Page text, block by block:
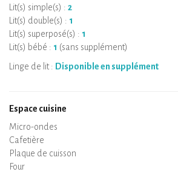
Lit(s) simple(s) : 2
Lit(s) double(s) : 1
Lit(s) superposé(s) : 1
Lit(s) bébé : 1 (sans supplément)
Linge de lit : Disponible en supplément
Espace cuisine
Micro-ondes
Cafetière
Bouilloire
Plaque de cuisson
Four